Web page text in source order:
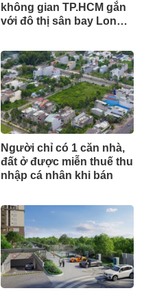
không gian TP.HCM gắn
với đô thị sân bay Long
Người chỉ có 1 căn nhà,
đất ở được miễn thuế thu
nhập cá nhân khi bán